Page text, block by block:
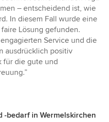
– entscheidend ist, wie
In diesem Fall wurde eine
Lösung gefunden.
Service und die
ausdrücklich positiv
für die gute und
-bedarf in Wermelskirchen